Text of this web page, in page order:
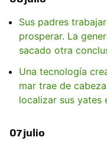
Sus padres
prosperar. La
sacado otra
Una tecnología
mar trae de
localizar sus yates
07 julio